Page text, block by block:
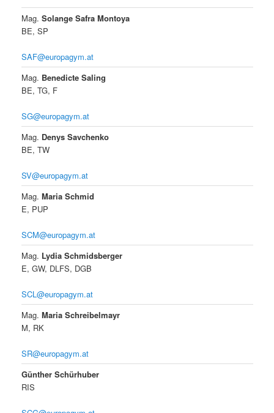
Mag. Solange Safra Montoya
BE, SP
SAF@europagym.at
Mag. Benedicte Saling
BE, TG, F
SG@europagym.at
Mag. Denys Savchenko
BE, TW
SV@europagym.at
Mag. Maria Schmid
E, PUP
SCM@europagym.at
Mag. Lydia Schmidsberger
E, GW, DLFS, DGB
SCL@europagym.at
Mag. Maria Schreibelmayr
M, RK
SR@europagym.at
Günther Schürhuber
RIS